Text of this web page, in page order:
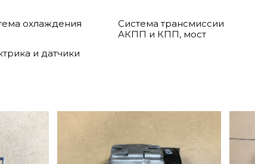
охлаждения
Система трансмиссии
АКПП и КПП, мост
и датчики